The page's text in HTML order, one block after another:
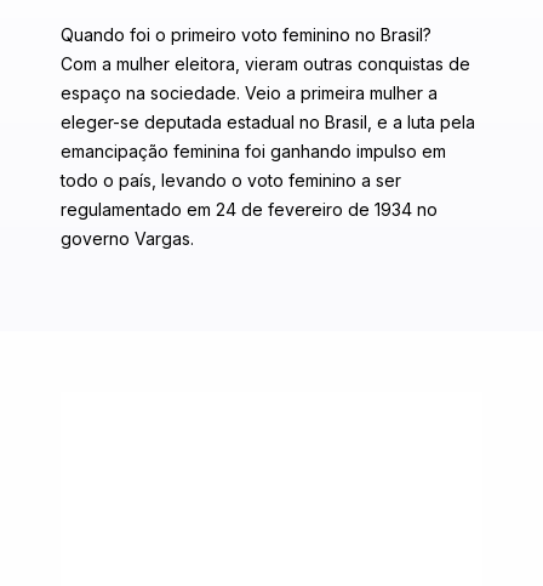
Quando foi o primeiro voto feminino no Brasil?⠀
Com a mulher eleitora, vieram outras conquistas de
espaço na sociedade. Veio a primeira mulher a
eleger-se deputada estadual no Brasil, e a luta pela
emancipação feminina foi ganhando impulso em
todo o país, levando o voto feminino a ser
regulamentado em 24 de fevereiro de 1934 no
governo Vargas.⠀